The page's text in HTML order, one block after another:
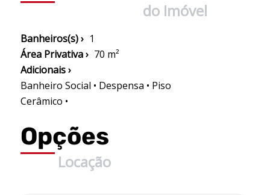
do Imóvel
Banheiros(s) › 1
Área Privativa › 70 m²
Adicionais ›
Banheiro Social • Despensa • Piso
Cerâmico •
Opções
Locação